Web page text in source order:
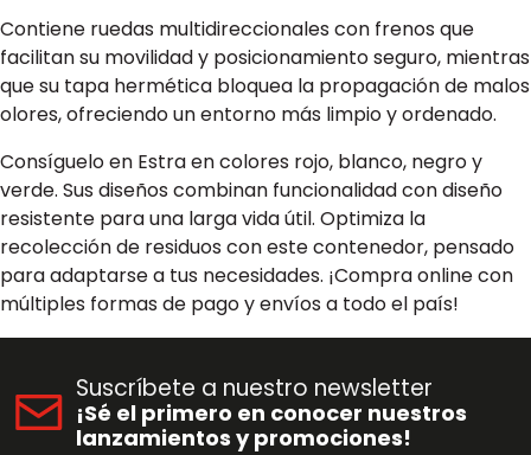
Contiene ruedas multidireccionales con frenos que
facilitan su movilidad y posicionamiento seguro, mientras
que su tapa hermética bloquea la propagación de malos
olores, ofreciendo un entorno más limpio y ordenado.
Consíguelo en Estra en colores rojo, blanco, negro y
verde. Sus diseños combinan funcionalidad con diseño
resistente para una larga vida útil. Optimiza la
recolección de residuos con este contenedor, pensado
para adaptarse a tus necesidades. ¡Compra online con
múltiples formas de pago y envíos a todo el país!
Suscríbete a nuestro newsletter
¡Sé el primero en conocer nuestros
lanzamientos y promociones!